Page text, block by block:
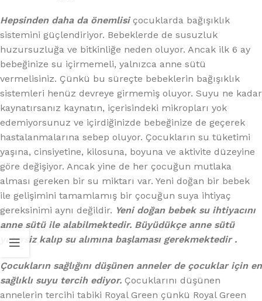
Hepsinden daha da önemlisiçocuklarda bağışıklık
sistemini güçlendiriyor. Bebeklerde de susuzluk
huzursuzluğa ve bitkinliğe neden oluyor. Ancak ilk 6 ay
bebeğinize su içirmemeli, yalnızca anne sütü
vermelisiniz. Çünkü bu süreçte bebeklerin bağışıklık
sistemleri henüz devreye girmemiş oluyor. Suyu ne kadar
kaynatırsanız kaynatın, içerisindeki mikropları yok
edemiyorsunuz ve içirdiğinizde bebeğinize de geçerek
hastalanmalarına sebep oluyor. Çocukların su tüketimi
yaşına, cinsiyetine, kilosuna, boyuna ve aktivite düzeyine
göre değişiyor. Ancak yine de her çocuğun mutlaka
alması gereken bir su miktarı var. Yeni doğan bir bebek
ile gelişimini tamamlamış bir çocuğun suya ihtiyaç
gereksinimi aynı değildir. Yeni doğan bebek su ihtiyacını
anne sütü ile alabilmektedir. Büyüdükçe anne sütü
yetersiz kalıp su alımına başlaması gerekmektedir .
Çocukların sağlığını düşünen anneler de çocuklar için en
sağlıklı suyu tercih ediyor. Çocuklarını düşünen
annelerin tercihi tabiki Royal Green çünkü Royal Green